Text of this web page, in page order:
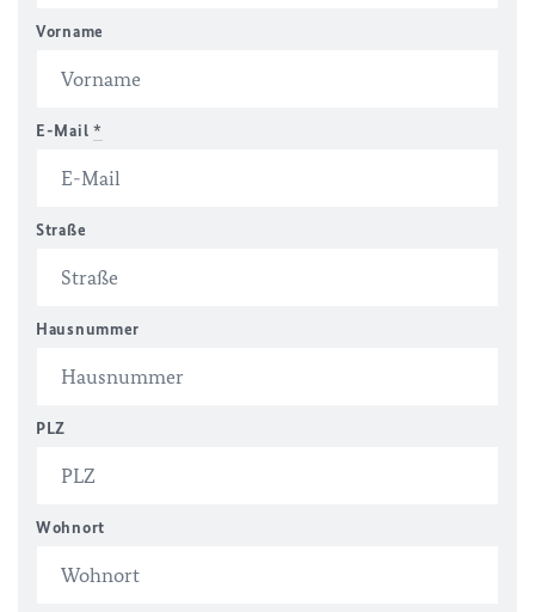
Vorname
E-Mail *
Straße
Hausnummer
PLZ
Wohnort